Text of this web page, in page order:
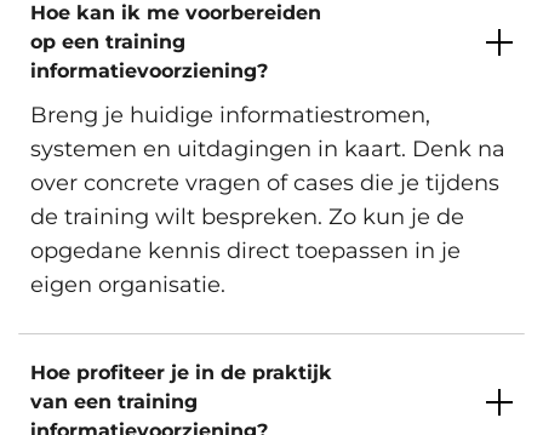
Hoe kan ik me voorbereiden
op een training
informatievoorziening?
Breng je huidige informatiestromen,
systemen en uitdagingen in kaart. Denk na
over concrete vragen of cases die je tijdens
de training wilt bespreken. Zo kun je de
opgedane kennis direct toepassen in je
eigen organisatie.
Hoe profiteer je in de praktijk
van een training